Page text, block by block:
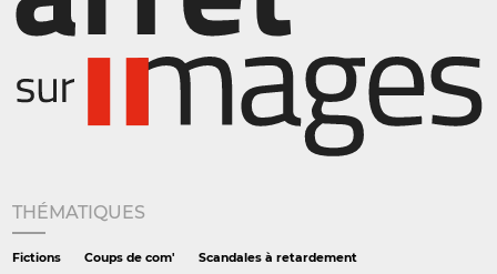
THÉMATIQUES
Fictions Coups de com'
Scandales à retardement